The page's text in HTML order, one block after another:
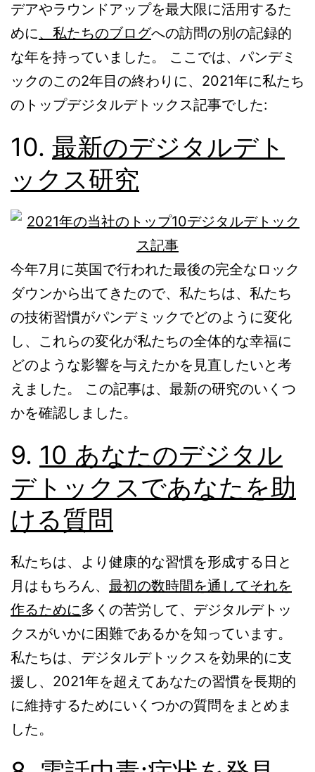
デアやラウンドアップを最大限に活用するた
めに、私たちのブログへの訪問の別の記録的
な年を持っていました。 ここでは、パンデミ
ックのこの2年目の終わりに、2021年に私たち
のトップデジタルデトックス記事でした:
10. 最新のデジタルデト
ックス研究
今年7月に英国で行われた最後の完全なロック
ダウンから出てきたので、私たちは、私たち
の技術習慣がパンデミックでどのように変化
し、これらの変化が私たちの全体的な幸福に
どのような影響を与えたかを見直したいと考
えました。 この記事は、最新の研究のいくつ
かを確認しました。
9. 10 あなたのデジタル
デトックスであなたを助
ける質問
私たちは、より健康的な習慣を形成する日と
月はもちろん、 最初の数時間を通してそれを
作るために多くの苦労して、デジタルデトッ
クスがいかに困難であるかを知っています。
私たちは、デジタルデトックスを効果的に支
援し、2021年を超えてあなたの習慣を長期的
に維持するためにいくつかの質問をまとめま
した。